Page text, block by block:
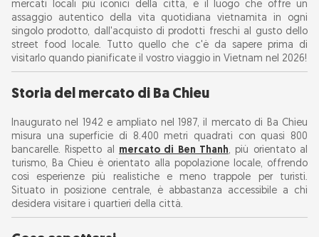
Ampia gamma di prodotti
Cibo locale
Cultura della contrattazione
Consigli per i visitatori:
Perché visitare il mercato di Ba Chieu?
Atmosfera autenticamente locale
Shopping economico
mercati locali più iconici della città, è il luogo che offre un
assaggio autentico della vita quotidiana vietnamita in ogni
singolo prodotto, dall'acquisto di prodotti freschi al gusto dello
street food locale. Tutto quello che c'è da sapere prima di
visitarlo quando pianificate il vostro viaggio in Vietnam nel 2026!
Storia del mercato di Ba Chieu
Inaugurato nel 1942 e ampliato nel 1987, il mercato di Ba Chieu
misura una superficie di 8.400 metri quadrati con quasi 800
bancarelle. Rispetto al mercato di Ben Thanh, più orientato al
turismo, Ba Chieu è orientato alla popolazione locale, offrendo
così esperienze più realistiche e meno trappole per turisti.
Situato in posizione centrale, è abbastanza accessibile a chi
desidera visitare i quartieri della città.